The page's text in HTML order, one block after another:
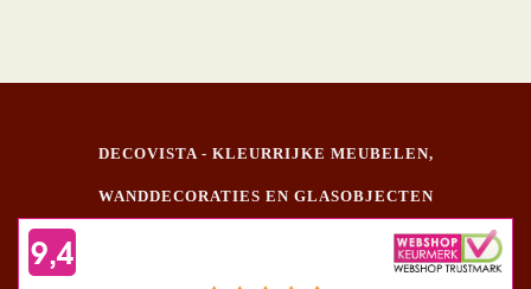
DECOVISTA - KLEURRIJKE MEUBELEN,
WANDDECORATIES EN GLASOBJECTEN